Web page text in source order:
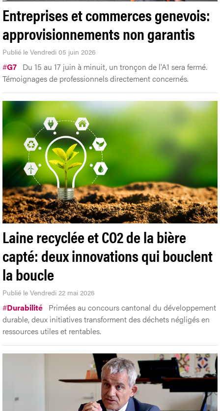
Entreprises et commerces genevois:
approvisionnements non garantis
Publié le Vendredi 05 juin 2026
#G7 Du 15 au 17 juin à minuit, un tronçon de l'A1 sera fermé.
Témoignages de professionnels directement concernés.
Laine recyclée et CO2 de la bière
capté: deux innovations qui bouclent
la boucle
Publié le Vendredi 22 mai 2026
#Durabilité Primées au concours cantonal du développement
durable, deux initiatives transforment des déchets négligés en
ressources utiles et rentables.